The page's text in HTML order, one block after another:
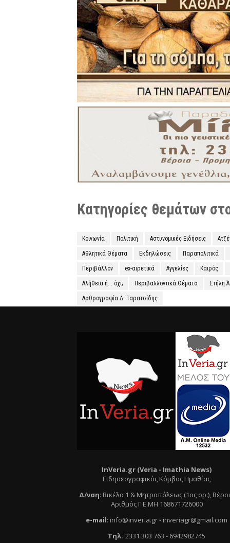
Κατηγορίες θεμάτων
Κοινωνία Πολιτική Αστυνομικές Ειδήσεις
Αθλητικά Θέματα Εκδηλώσεις Παραπολιτικά
Περιβάλλον ex-αιρετικά Αγγελίες Καιρός
Αλήθεια ή... όχι; Περιβαλλοντικά Θέματα Στήλη
Αρθρογραφία Δ. Ταρατσίδης
InVeria.gr (Veria - Ιmathia News)
Ειδησεογραφικός Κόμβος Ημαθίας
Δ/νση: Βικέλα 1 & Μητροπόλεως (1ος ορ.),
Αριθμός Γ.Ε.ΜΗ 168671726000
e-mail: info@inveria.gr- inveriagr@gmail.com
Τηλ. 2331 303 763 - 6942982745